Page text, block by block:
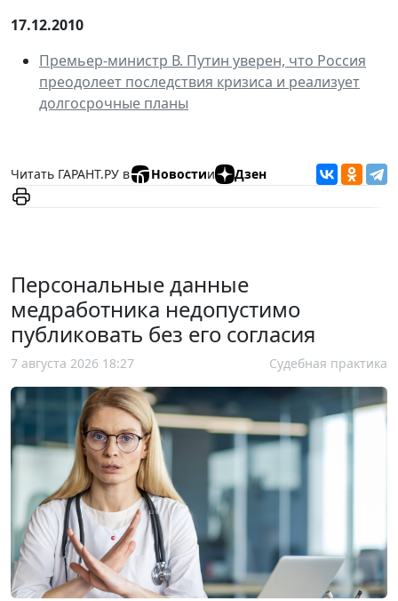
17.12.2010
Премьер-министр В. Путин уверен, что Россия
преодолеет последствия кризиса и реализует
долгосрочные планы
Читать ГАРАНТ.РУ в Новостии Дзен
Персональные данные
медработника недопустимо
публиковать без его согласия
7 августа 2026 18:27 Судебная практика